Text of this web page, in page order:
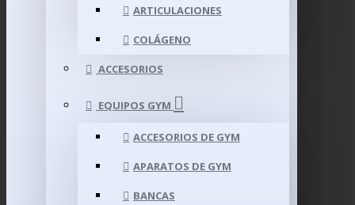
ARTICULACIONES
COLÁGENO
ACCESORIOS
EQUIPOS GYM
ACCESORIOS DE GYM
APARATOS DE GYM
BANCAS